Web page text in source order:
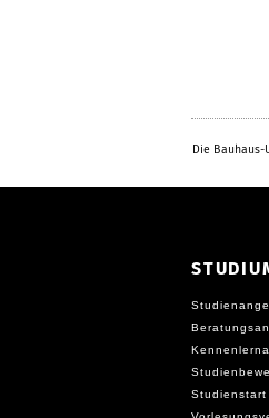
Die
Studienstart